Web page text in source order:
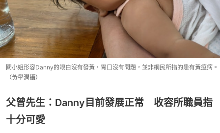
關小姐形容Danny的眼白沒有發黃，胃口沒有問題，並非網民所指的患有黃疸病。
（黃學潤攝）
父曾先生：Danny目前發展正常 收容所職員指
十分可愛